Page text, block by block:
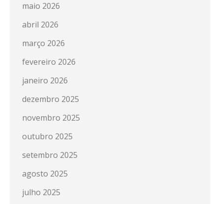
maio 2026
abril 2026
março 2026
fevereiro 2026
janeiro 2026
dezembro 2025
novembro 2025
outubro 2025
setembro 2025
agosto 2025
julho 2025